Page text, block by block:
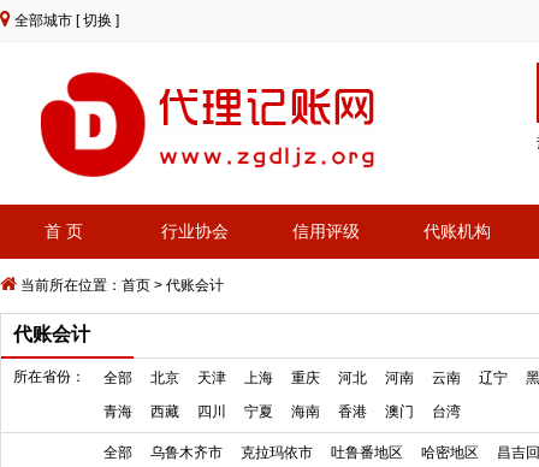
全部城市 [ 切换 ]
首 页 行业协会 信用评级 代账机构
当前所在位置： 首页 > 代账会计
代账会计
所在省份： 全部 北京 天津 上海 重庆 河北 河南 云南 辽宁
青海
西藏 四川 宁夏 海南 香港 澳门 台湾
全部 乌鲁木齐市 克拉玛依市 吐鲁番地区 哈密地区
昌吉